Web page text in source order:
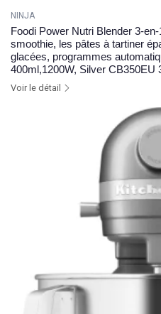
NINJA
Foodi Power Nutri Blender 3-
smoothie, les pâtes à tartiner
glacées, programmes
400ml,1200W, Silver CB350EU
Voir le détail